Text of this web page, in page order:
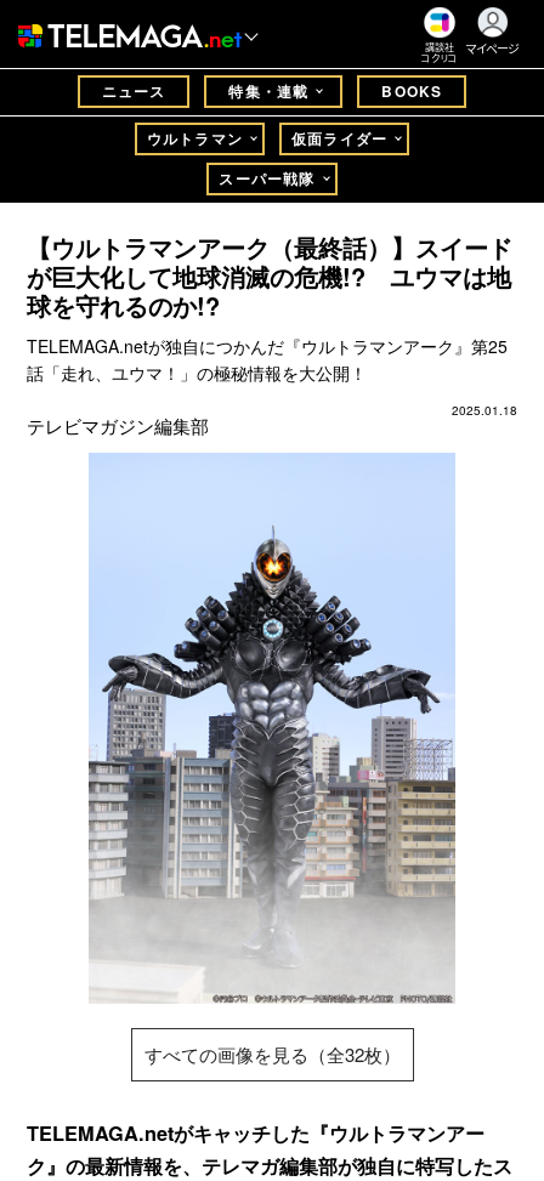
講談社
コクリコ
マイページ
ニュース 特集・連載 BOOKS
ウルトラマン
仮面ライダー
スーパー戦隊
【ウルトラマンアーク（最終話）】スイード
が巨大化して地球消滅の危機!? ユウマは地
球を守れるのか!?
TELEMAGA.netが独自につかんだ『ウルトラマンアーク』第25
話「走れ、ユウマ！」の極秘情報を大公開！
2025.01.18
テレビマガジン編集部
すべての画像を見る（全32枚）
TELEMAGA.netがキャッチした『ウルトラマンアー
ク』の最新情報を、テレマガ編集部が独自に特写したス